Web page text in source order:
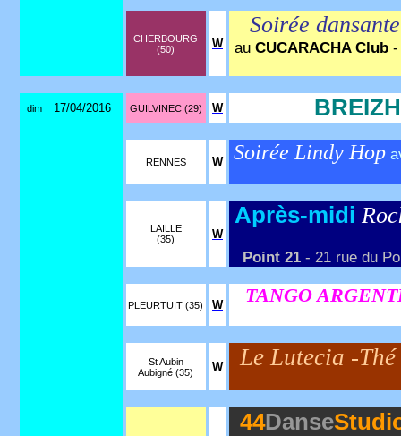
CHERBOURG
(50)
W
Soirée dansante
auCUCARACHA Club -
dim 17/04/2016 GUILVINEC (29) W
RENNES W Soirée Lindy Hop
LAILLE
(35)
W
Après-midi
Point 21 - 21 rue du
PLEURTUIT (35) W TANGO
St Aubin
Aubigné (35)
W Le Lutecia -
44Danse